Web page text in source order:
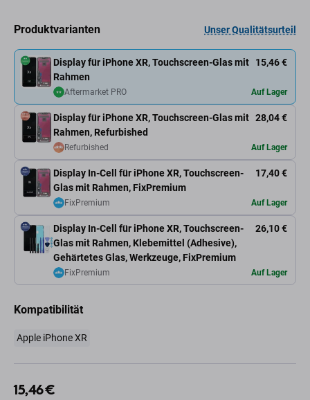
Produktvarianten Unser Qualitätsurteil
Display für iPhone XR, Touchscreen-Glas mit
Rahmen, Refurbished
28,04 €
Refurbished Auf Lager
Display In-Cell für iPhone XR, Touchscreen-
Glas mit Rahmen, FixPremium
17,40 €
FixPremium Auf Lager
Display für iPhone XR, Touchscreen-Glas mit
Rahmen
15,46 €
Aftermarket PRO Auf Lager
Display In-Cell für iPhone XR, Touchscreen-
Glas mit Rahmen, Klebemittel (Adhesive),
Gehärtetes Glas, Werkzeuge, FixPremium
26,10 €
FixPremium Auf Lager
Kompatibilität
Apple iPhone XR
15,46 €